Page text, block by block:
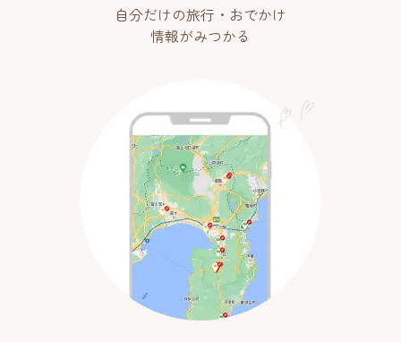
自分だけの旅行・おでかけ
情報がみつかる